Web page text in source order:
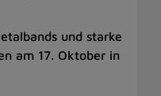
und starke
am 17. Oktober in